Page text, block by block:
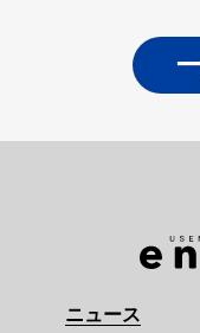
ニュース